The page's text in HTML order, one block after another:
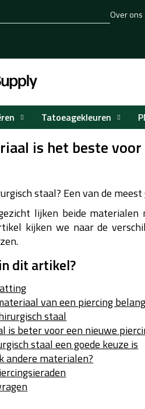
Over ons
Tatoeagekleuren
is het beste
staal? Een van de
lijken beide
kijken we naar de
dit artikel?
van een piercing
staal
is beter voor een nieuwe
staal een goede keuze is
andere materialen?